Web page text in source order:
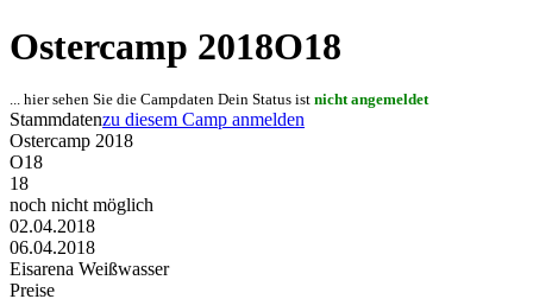
Ostercamp 2018O18
... hier sehen Sie die Campdaten Dein Status ist nicht angemeldet
Stammdatenzu diesem Camp anmelden
Ostercamp 2018
O18
18
noch nicht möglich
02.04.2018
06.04.2018
Eisarena Weißwasser
Preise